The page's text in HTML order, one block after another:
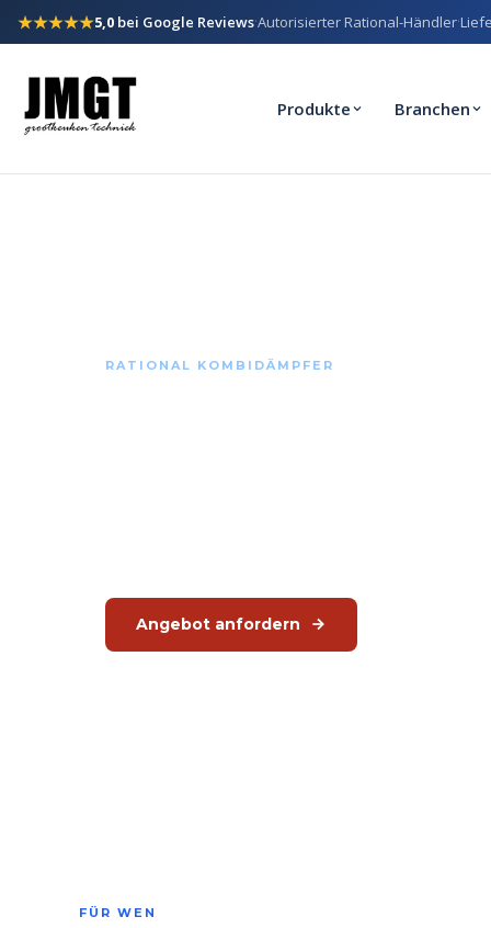
★★★★★5,0 bei Google Reviews·Autorisierter Rational-Händler·
Produkte Branchen
RATIONAL KOMBIDÄMPFER
Angebot anfordern
FÜR WEN